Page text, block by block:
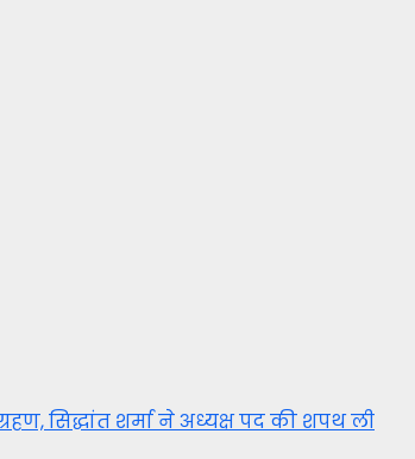
सिद्धांत शर्मा ने अध्यक्ष पद की शपथ ली